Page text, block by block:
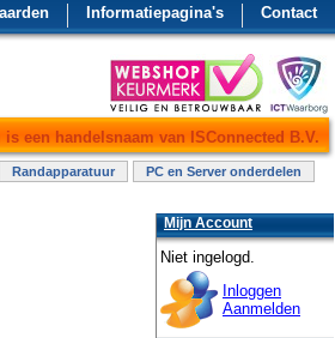
Contact
Informatiepagina's
een handelsnaam van ISConnected B.V.
Randapparatuur
PC en Server onderdelen
Mijn Account
Niet ingelogd.
Inloggen
Aanmelden